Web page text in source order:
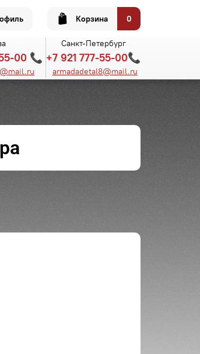
Корзина 0
Санкт-Петербург
00 📞 +7 921 777-55-00📞
armadadetal8@mail.ru